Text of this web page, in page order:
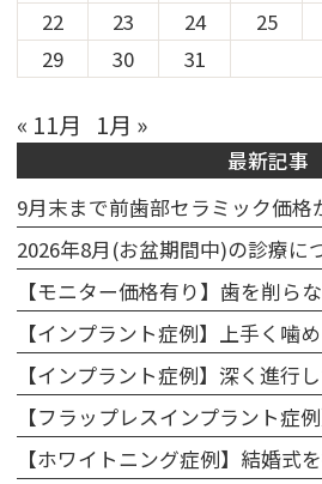
22
23 24 25
29
30 31
« 11月 1月 »
最新記事
2026年8月(お盆期間中)の診療に
【ホワイトニング症例】結婚式